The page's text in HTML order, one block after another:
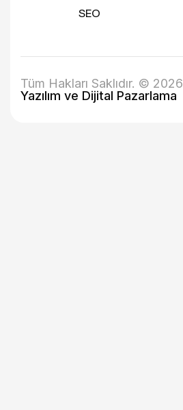
SEO
Tüm Hakları Saklıdır. © 2026
Yazılım ve Dijital Pazarlama